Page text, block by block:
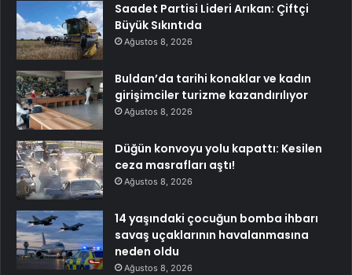
Saadet Partisi Lideri Arıkan: Çiftçi
Büyük Sıkıntıda
Ağustos 8, 2026
Buldan’da tarihi konaklar ve kadın
girişimciler turizme kazandırılıyor
Ağustos 8, 2026
Düğün konvoyu yolu kapattı: Kesilen
ceza masrafları aştı!
Ağustos 8, 2026
14 yaşındaki çocuğun bomba ihbarı
savaş uçaklarının havalanmasına
neden oldu
Ağustos 8, 2026